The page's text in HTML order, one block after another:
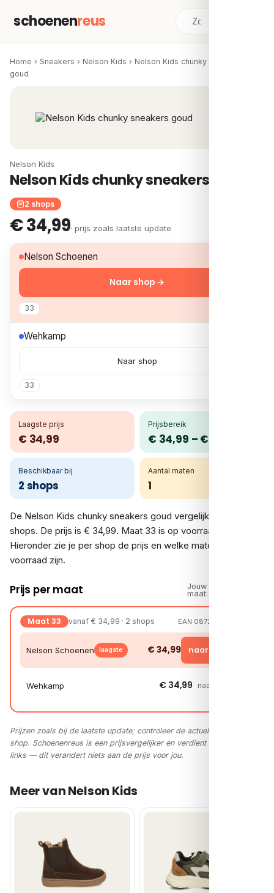
schoenenreus
Home › Sneakers › Nelson Kids › Nelson Kids chunky sneakers
goud
Nelson Kids
Nelson Kids chunky sneakers goud
2 shops
€ 34,99· prijs zoals laatste update
Nelson Schoenen
33
Naar shop →
Wehkamp
33
Naar shop
Laagste prijs
€ 34,99
Prijsbereik
€ 34,99 – € 34,99
Beschikbaar bij
2 shops
Aantal maten
1
De Nelson Kids chunky sneakers goud vergelijk je bij 2
shops. De prijs is € 34,99. Maat 33 is op voorraad.
Hieronder zie je per shop de prijs en welke maten op
voorraad zijn.
Prijs per maat
Jouw
maat:
Maat 33 vanaf € 34,99 · 2 shops EAN 08721108168653
Nelson Schoenen laagste € 34,99 naar shop →
Wehkamp € 34,99 naar shop →
Prijzen zoals bij de laatste update; controleer de actuele prijs in de
shop. Schoenenreus is een prijsvergelijker en verdient via affiliate-
links — dit verandert niets aan de prijs voor jou.
Meer van Nelson Kids